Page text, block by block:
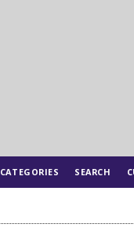
CATEGORIES SEARCH